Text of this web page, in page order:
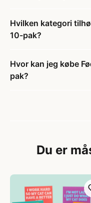
Hvilken kategori
10-pak?
Hvor kan jeg købe
pak?
Du er